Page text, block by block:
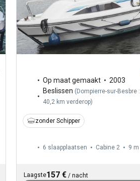
Op maat gemaakt
2003
Beslissen (Dompierre-sur-Besbre :
40,2 km verderop)
zonder Schipper
6 slaapplaatsen Cabine 2 9 m
Laagste157 €/ nacht